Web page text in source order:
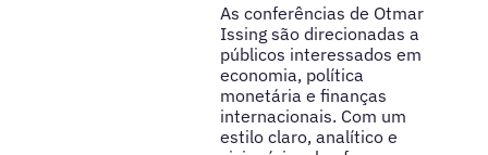
As conferências de Otmar
Issing são direcionadas a
públicos interessados em
economia, política
monetária e finanças
internacionais. Com um
estilo claro, analítico e